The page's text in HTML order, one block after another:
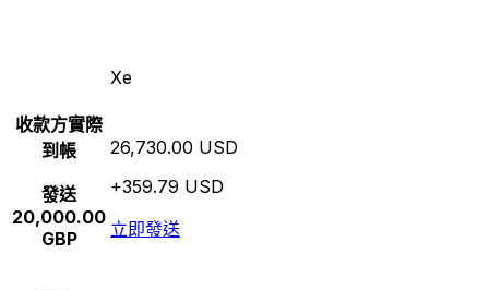
Xe
收款方實際
到帳
發送
20,000.00
GBP
26,730.00 USD
+359.79 USD
立即發送